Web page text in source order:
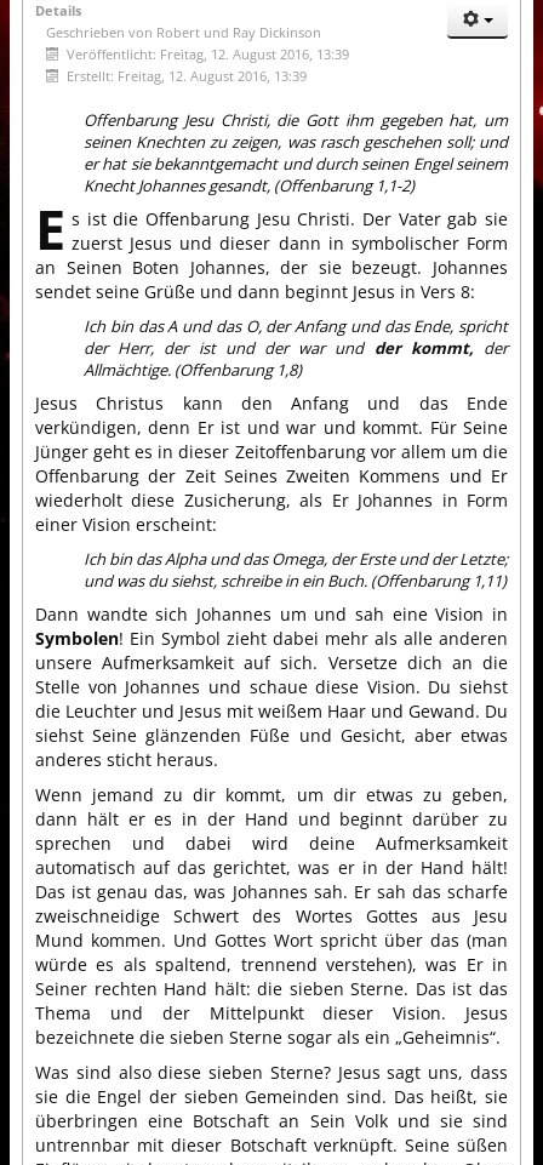
Details
Geschrieben von Robert und Ray Dickinson
Veröffentlicht: Freitag, 12. August 2016, 13:39
Erstellt: Freitag, 12. August 2016, 13:39
Offenbarung Jesu Christi, die Gott ihm gegeben hat, um
seinen Knechten zu zeigen, was rasch geschehen soll; und
er hat sie bekanntgemacht und durch seinen Engel seinem
Knecht Johannes gesandt, (Offenbarung 1,1-2)
E s ist die Offenbarung Jesu Christi. Der Vater gab sie
zuerst Jesus und dieser dann in symbolischer Form
an Seinen Boten Johannes, der sie bezeugt. Johannes
sendet seine Grüße und dann beginnt Jesus in Vers 8:
Ich bin das A und das O, der Anfang und das Ende, spricht
der Herr, der ist und der war und der kommt, der
Allmächtige. (Offenbarung 1,8)
Jesus Christus kann den Anfang und das Ende
verkündigen, denn Er ist und war und kommt. Für Seine
Jünger geht es in dieser Zeitoffenbarung vor allem um die
Offenbarung der Zeit Seines Zweiten Kommens und Er
wiederholt diese Zusicherung, als Er Johannes in Form
einer Vision erscheint:
Ich bin das Alpha und das Omega, der Erste und der Letzte;
und was du siehst, schreibe in ein Buch. (Offenbarung 1,11)
Dann wandte sich Johannes um und sah eine Vision in
Symbolen! Ein Symbol zieht dabei mehr als alle anderen
unsere Aufmerksamkeit auf sich. Versetze dich an die
Stelle von Johannes und schaue diese Vision. Du siehst
die Leuchter und Jesus mit weißem Haar und Gewand. Du
siehst Seine glänzenden Füße und Gesicht, aber etwas
anderes sticht heraus.
Wenn jemand zu dir kommt, um dir etwas zu geben,
dann hält er es in der Hand und beginnt darüber zu
sprechen und dabei wird deine Aufmerksamkeit
automatisch auf das gerichtet, was er in der Hand hält!
Das ist genau das, was Johannes sah. Er sah das scharfe
zweischneidige Schwert des Wortes Gottes aus Jesu
Mund kommen. Und Gottes Wort spricht über das (man
würde es als spaltend, trennend verstehen), was Er in
Seiner rechten Hand hält: die sieben Sterne. Das ist das
Thema und der Mittelpunkt dieser Vision. Jesus
bezeichnete die sieben Sterne sogar als ein „Geheimnis“.
Was sind also diese sieben Sterne? Jesus sagt uns, dass
sie die Engel der sieben Gemeinden sind. Das heißt, sie
überbringen eine Botschaft an Sein Volk und sie sind
untrennbar mit dieser Botschaft verknüpft. Seine süßen